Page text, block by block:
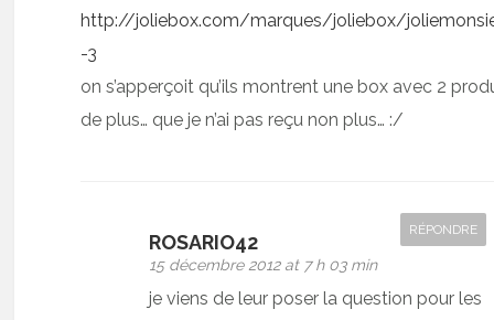
http://joliebox.com/marques/joliebox/
-3
on s’apperçoit qu’ils montrent une box avec 2
de plus… que je n’ai pas reçu non plus… :/
ROSARIO42
15 décembre 2012 at 7 h 03 min
RÉPONDRE
je viens de leur poser la question pour les